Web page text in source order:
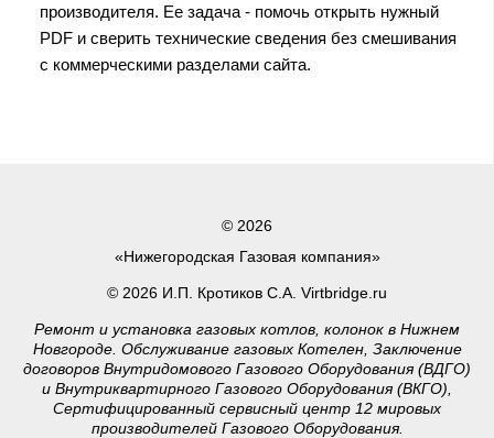
производителя. Ее задача - помочь открыть нужный
PDF и сверить технические сведения без смешивания
с коммерческими разделами сайта.
© 2026
«Нижегородская Газовая компания»
© 2026 И.П. Кротиков С.А. Virtbridge.ru
Ремонт и установка газовых котлов, колонок в Нижнем
Новгороде. Обслуживание газовых Котелен, Заключение
договоров Внутридомового Газового Оборудования (ВДГО)
и Внутриквартирного Газового Оборудования (ВКГО),
Сертифицированный сервисный центр 12 мировых
производителей Газового Оборудования.